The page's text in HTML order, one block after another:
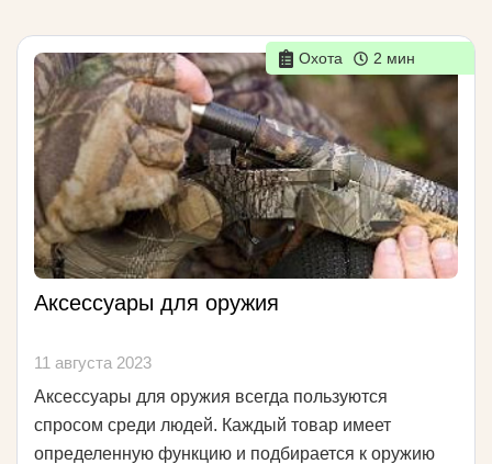
Охота 2 мин
Аксессуары для оружия
11 августа 2023
Аксессуары для оружия всегда пользуются
спросом среди людей. Каждый товар имеет
определенную функцию и подбирается к оружию